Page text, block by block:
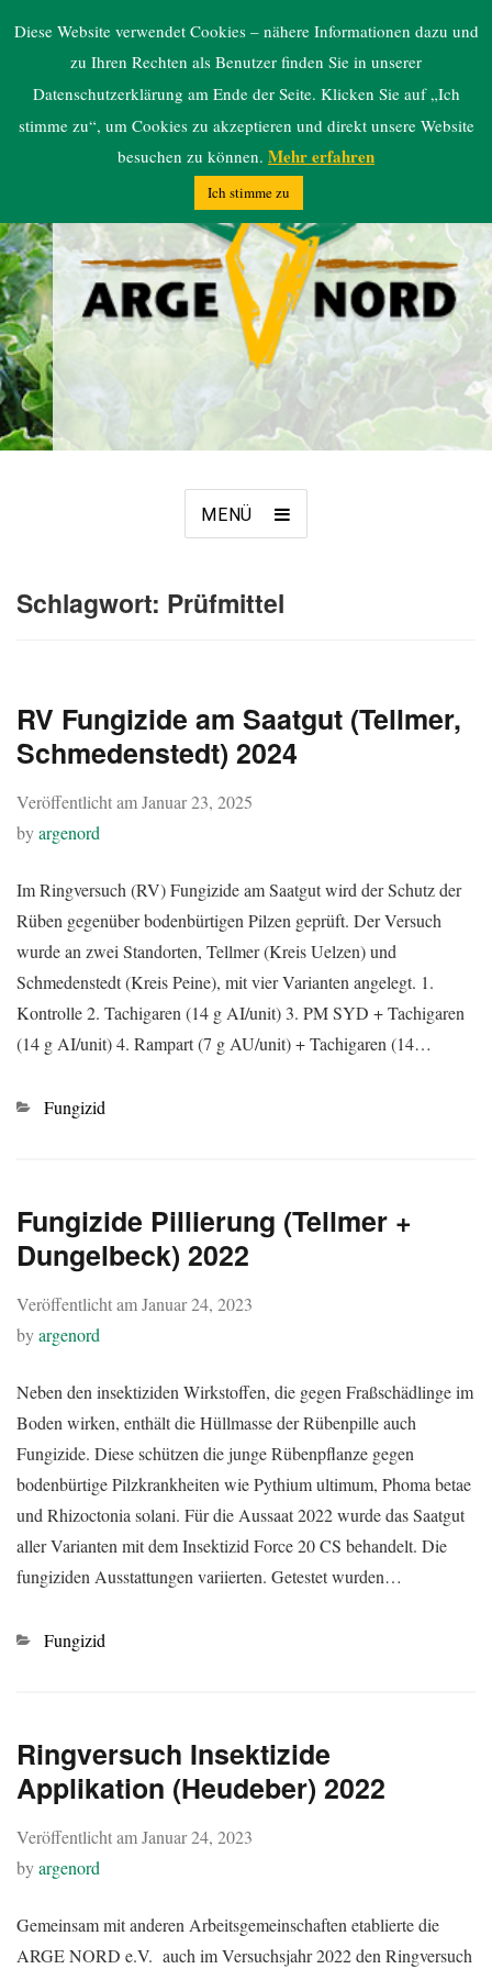
ARGE NORD
MENÜ
Schlagwort: Prüfmittel
RV Fungizide am Saatgut (Tellmer,
Schmedenstedt) 2024
Veröffentlicht amJanuar 23, 2025
byargenord
Im Ringversuch (RV) Fungizide am Saatgut wird der Schutz der
Rüben gegenüber bodenbürtigen Pilzen geprüft. Der Versuch
wurde an zwei Standorten, Tellmer (Kreis Uelzen) und
Schmedenstedt (Kreis Peine), mit vier Varianten angelegt. 1.
Kontrolle 2. Tachigaren (14 g AI/unit) 3. PM SYD + Tachigaren
(14 g AI/unit) 4. Rampart (7 g AU/unit) + Tachigaren (14…
Kategorien
Fungizid
Fungizide Pillierung (Tellmer +
Dungelbeck) 2022
Veröffentlicht amJanuar 24, 2023
byargenord
Neben den insektiziden Wirkstoffen, die gegen Fraßschädlinge im
Boden wirken, enthält die Hüllmasse der Rübenpille auch
Fungizide. Diese schützen die junge Rübenpflanze gegen
bodenbürtige Pilzkrankheiten wie Pythium ultimum, Phoma betae
und Rhizoctonia solani. Für die Aussaat 2022 wurde das Saatgut
aller Varianten mit dem Insektizid Force 20 CS behandelt. Die
fungiziden Ausstattungen variierten. Getestet wurden…
Kategorien
Fungizid
Ringversuch Insektizide
Applikation (Heudeber) 2022
Veröffentlicht amJanuar 24, 2023
byargenord
Gemeinsam mit anderen Arbeitsgemeinschaften etablierte die
ARGE NORD e.V. auch im Versuchsjahr 2022 den Ringversuch
Diese Website verwendet Cookies – nähere Informationen dazu und
zu Ihren Rechten als Benutzer finden Sie in unserer
Datenschutzerklärung am Ende der Seite. Klicken Sie auf „Ich
stimme zu“, um Cookies zu akzeptieren und direkt unsere Website
besuchen zu können. Mehr erfahren
Ich stimme zu